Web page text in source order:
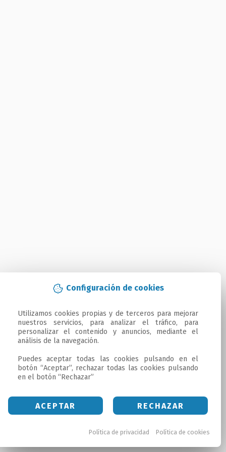
Configuración de cookies
Utilizamos cookies propias y de terceros para mejorar
nuestros servicios, para analizar el tráfico, para
personalizar el contenido y anuncios, mediante el
análisis de la navegación.
Puedes aceptar todas las cookies pulsando en el
botón “Aceptar”, rechazar todas las cookies pulsando
en el botón “Rechazar”
ACEPTAR RECHAZAR
Política de privacidad Política de cookies